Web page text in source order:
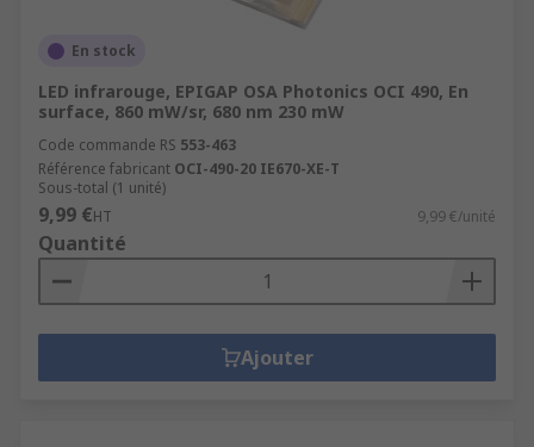
En stock
LED infrarouge, EPIGAP OSA Photonics OCI 490, En
surface, 860 mW/sr, 680 nm 230 mW
Code commande RS 553-463
Référence fabricant OCI-490-20 IE670-XE-T
Sous-total (1 unité)
9,99 €HT 9,99 €/unité
Quantité
Ajouter